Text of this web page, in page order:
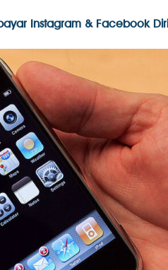
Instagram & Facebook